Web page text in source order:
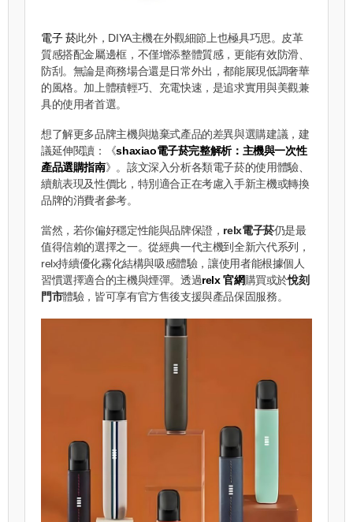
電子 菸此外，DIYA主機在外觀細節上也極具巧思。皮革
質感搭配金屬邊框，不僅增添整體質感，更能有效防滑、
防刮。無論是商務場合還是日常外出，都能展現低調奢華
的風格。加上體積輕巧、充電快速，是追求實用與美觀兼
具的使用者首選。
想了解更多品牌主機與拋棄式產品的差異與選購建議，建
議延伸閱讀：《shaxiao電子菸完整解析：主機與一次性
產品選購指南》。該文深入分析各類電子菸的使用體驗、
續航表現及性價比，特別適合正在考慮入手新主機或轉換
品牌的消費者參考。
當然，若你偏好穩定性能與品牌保證， relx電子菸仍是最
值得信賴的選擇之一。從經典一代主機到全新六代系列，
relx持續優化霧化結構與吸感體驗，讓使用者能根據個人
習慣選擇適合的主機與煙彈。透過relx 官網購買或於悅刻
門市體驗，皆可享有官方售後支援與產品保固服務。